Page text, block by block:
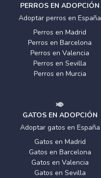
PERROS EN ADOPCIÓN
Adoptar perros en España
Perros en Madrid
Perros en Barcelona
Perros en Valencia
Perros en Sevilla
Perros en Murcia
GATOS EN ADOPCIÓN
Adoptar gatos en España
Gatos en Madrid
Gatos en Barcelona
Gatos en Valencia
Gatos en Sevilla